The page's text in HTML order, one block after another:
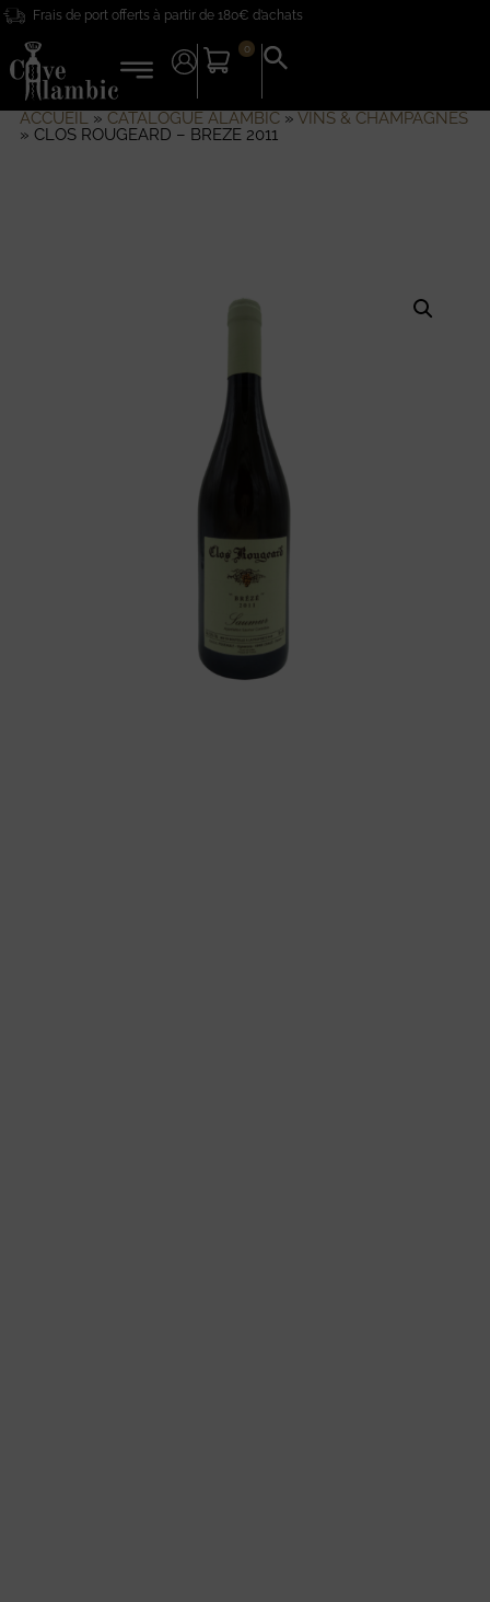
Frais de port offerts à partir de 180€ d’achats
0
Search
for:
ACCUEIL» CATALOGUE ALAMBIC» VINS & CHAMPAGNES
» CLOS ROUGEARD – BREZE 2011